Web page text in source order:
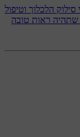
הלכלוך וטיפול
שתהיה ראות טובה